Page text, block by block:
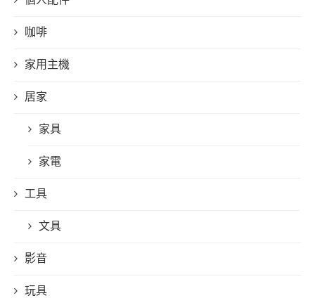
咖啡
家用主機
居家
家具
家電
工具
文具
影音
玩具